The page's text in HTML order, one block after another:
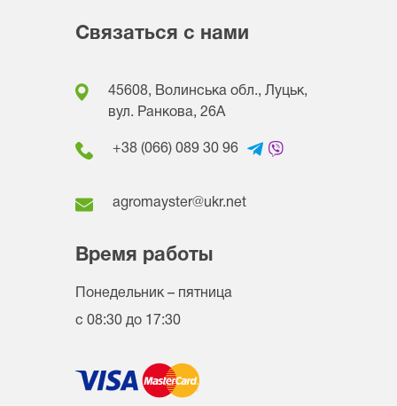
Связаться с нами
45608, Волинська обл., Луцьк,
вул. Ранкова, 26A
+38 (066) 089 30 96
agromayster@ukr.net
Время работы
Понедельник – пятница
с 08:30 до 17:30